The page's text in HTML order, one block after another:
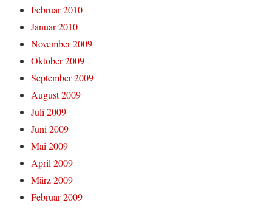
Februar 2010
Januar 2010
November 2009
Oktober 2009
September 2009
August 2009
Juli 2009
Juni 2009
Mai 2009
April 2009
März 2009
Februar 2009